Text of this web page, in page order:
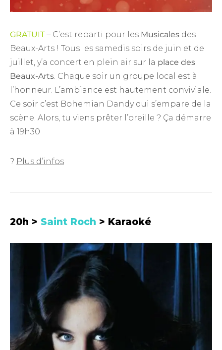
GRATUIT– C’est reparti pour les Musicales des
Beaux-Arts ! Tous les samedis soirs de juin et de
juillet, y’a concert en plein air sur la place des
Beaux-Arts. Chaque soir un groupe local est à
l’honneur. L’ambiance est hautement conviviale.
Ce soir c’est Bohemian Dandy qui s’empare de la
scène. Alors, tu viens prêter l’oreille ? Ça démarre
à 19h30
? Plus d’infos
20h > Saint Roch > Karaoké